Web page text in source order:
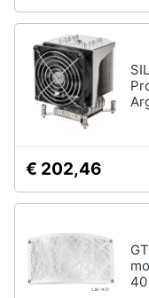
€ 202,46